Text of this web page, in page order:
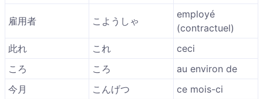
雇用者 こようしゃ
employé
(contractuel)
此れ
これ
ceci
ころ
ころ
au environ de
今月
こんげつ
ce mois-ci